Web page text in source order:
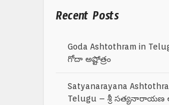
Recent Posts
Goda Ashtothram in
గోదా అష్టోత్రం
Satyanarayana
Telugu – శ్రీ సత్యనారాయణ